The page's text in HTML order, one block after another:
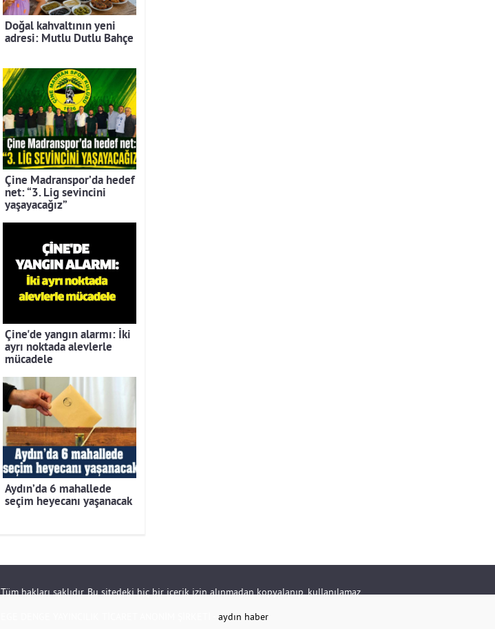
Doğal kahvaltının yeni
adresi: Mutlu Dutlu Bahçe
Çine Madranspor’da hedef
net: “3. Lig sevincini
yaşayacağız”
Çine'de yangın alarmı: İki
ayrı noktada alevlerle
mücadele
Aydın’da 6 mahallede
seçim heyecanı yaşanacak
Tüm hakları saklıdır. Bu sitedeki hiç bir içerik izin alınmadan kopyalanıp, kullanılamaz.
aydın haber